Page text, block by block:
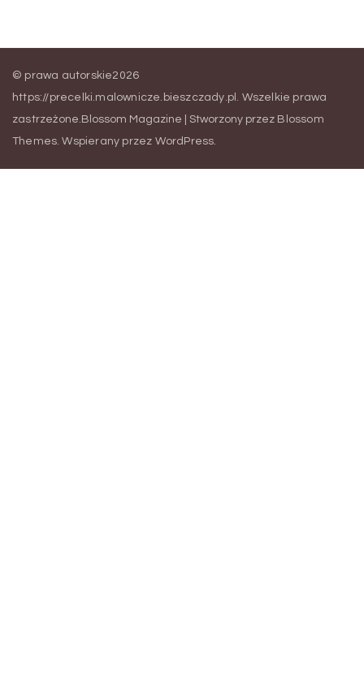
© prawa autorskie2026
https://precelki.malownicze.bieszczady.pl
. Wszelkie prawa
zastrzeżone. Blossom Magazine | Stworzony przez Blossom
Themes Wspierany przez WordPress